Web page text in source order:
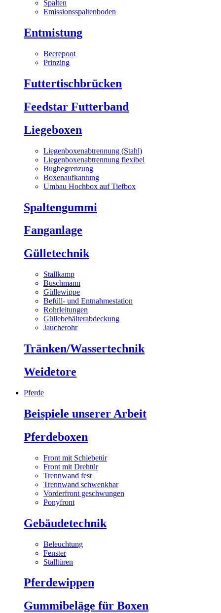
Spalten
Emissionsspaltenboden
Entmistung
Beerepoot
Prinzing
Futtertischbrücken
Feedstar Futterband
Liegeboxen
Liegenboxenabtrennung (Stahl)
Liegenboxenabtrennung flexibel
Bugbegrenzung
Boxenaufkantung
Umbau Hochbox auf Tiefbox
Spaltengummi
Fanganlage
Gülletechnik
Stallkamp
Buschmann
Güllewippe
Befüll- und Entnahmestation
Rohrleitungen
Güllebehälterabdeckung
Jaucherohr
Tränken/Wassertechnik
Weidetore
Pferde
Beispiele unserer Arbeit
Pferdeboxen
Front mit Schiebetür
Front mit Drehtür
Trennwand fest
Trennwand schwenkbar
Vorderfront geschwungen
Ponyfront
Gebäudetechnik
Beleuchtung
Fenster
Stalltüren
Pferdewippen
Gummibeläge für Boxen